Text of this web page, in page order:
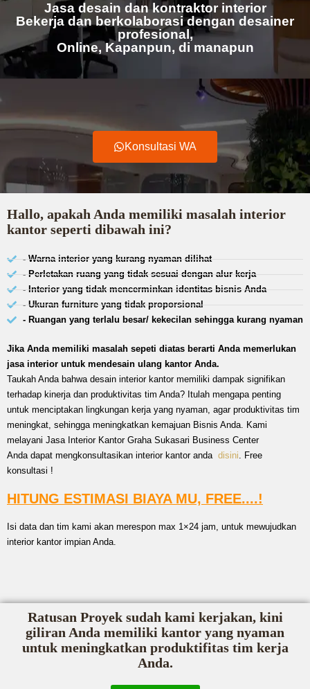
Jasa desain dan kontraktor interior
Bekerja dan berkolaborasi dengan desainer
profesional,
Online, Kapanpun, di manapun
Konsultasi WA
Hallo, apakah Anda memiliki masalah interior
kantor seperti dibawah ini?
- Warna interior yang kurang nyaman dilihat
- Perletakan ruang yang tidak sesuai dengan alur kerja
- Interior yang tidak mencerminkan identitas bisnis Anda
- Ukuran furniture yang tidak proporsional
- Ruangan yang terlalu besar/ kekecilan sehingga kurang nyaman
Jika Anda memiliki masalah sepeti diatas berarti Anda memerlukan
jasa interior untuk mendesain ulang kantor Anda.
Taukah Anda bahwa desain interior kantor memiliki dampak signifikan
terhadap kinerja dan produktivitas tim Anda? Itulah mengapa penting
untuk menciptakan lingkungan kerja yang nyaman, agar produktivitas tim
meningkat, sehingga meningkatkan kemajuan Bisnis Anda. Kami
melayani Jasa Interior Kantor Graha Sukasari Business Center
Anda dapat mengkonsultasikan interior kantor anda disini. Free
konsultasi !
HITUNG ESTIMASI BIAYA MU, FREE....!
Isi data dan tim kami akan merespon max 1×24 jam, untuk mewujudkan
interior kantor impian Anda.
Ratusan Proyek sudah kami kerjakan, kini
giliran Anda memiliki kantor yang nyaman
untuk meningkatkan produktifitas tim kerja
Anda.